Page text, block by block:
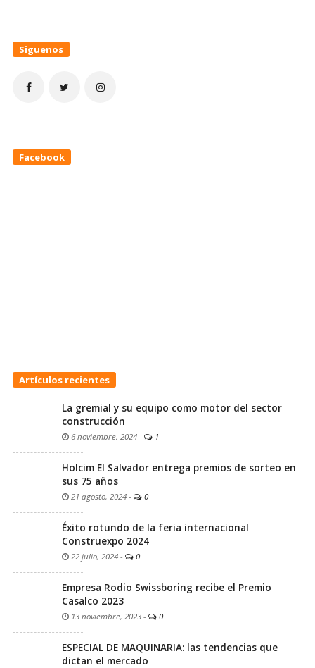
Siguenos
Facebook
Artículos recientes
La gremial y su equipo como motor del sector
construcción
6 noviembre, 2024 - 1
Holcim El Salvador entrega premios de sorteo en
sus 75 años
21 agosto, 2024 - 0
Éxito rotundo de la feria internacional
Construexpo 2024
22 julio, 2024 - 0
Empresa Rodio Swissboring recibe el Premio
Casalco 2023
13 noviembre, 2023 - 0
ESPECIAL DE MAQUINARIA: las tendencias que
dictan el mercado